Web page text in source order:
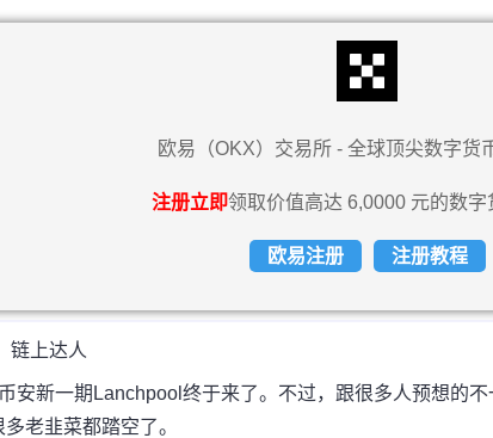
欧易（OKX）交易所 - 全球顶尖数字货
注册立即领取价值高达 6,0000 元的数字
欧易注册 注册教程
链上达人
安新一期Lanchpool终于来了。不过，跟很多人预想的
老韭菜都踏空了。